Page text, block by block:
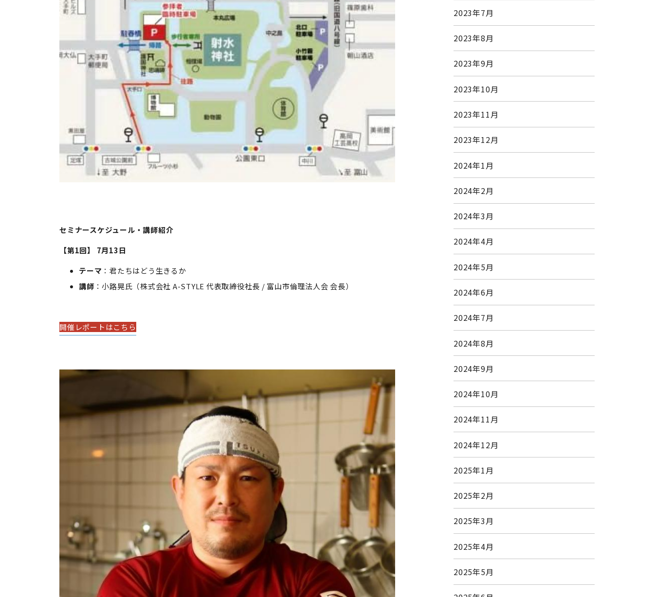
セミナースケジュール・講師紹介
【第1回】 7月13日
テーマ ：君たちはどう生きるか
講師 ：小路晃氏（株式会社 A-STYLE 代表取締役社長 / 富山市倫理法人会 会長）
開催レポートはこちら
2023年7月
2023年8月
2023年9月
2023年10月
2023年11月
2023年12月
2024年1月
2024年2月
2024年3月
2024年4月
2024年5月
2024年6月
2024年7月
2024年8月
2024年9月
2024年10月
2024年11月
2024年12月
2025年1月
2025年2月
2025年3月
2025年4月
2025年5月